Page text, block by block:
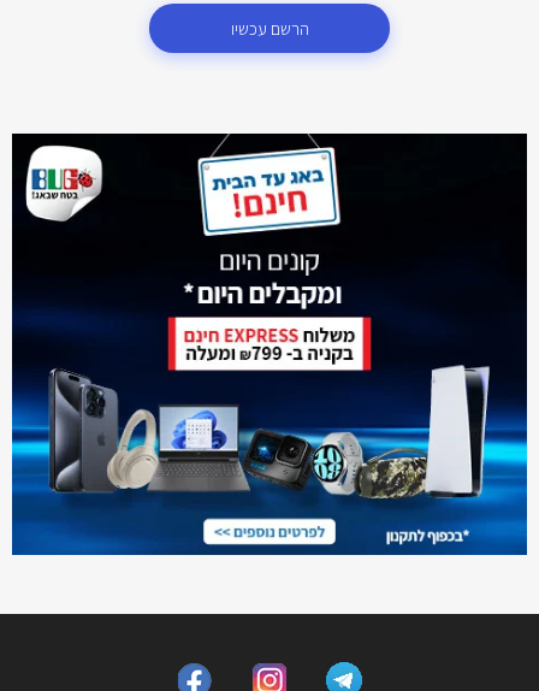
הרשם עכשיו